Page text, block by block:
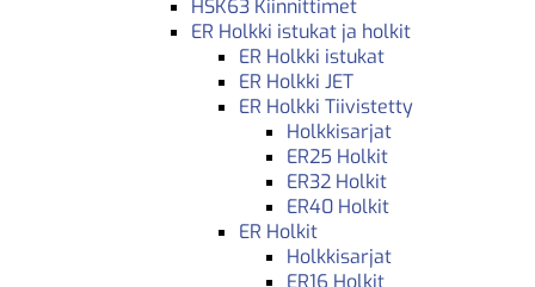
HSK63 Kiinnittimet
ER Holkki istukat ja holkit
ER Holkki istukat
ER Holkki JET
ER Holkki Tiivistetty
Holkkisarjat
ER25 Holkit
ER32 Holkit
ER40 Holkit
ER Holkit
Holkkisarjat
ER16 Holkit